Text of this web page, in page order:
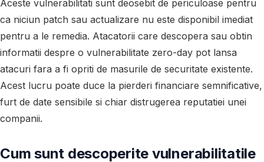
Aceste vulnerabilitati sunt deosebit de periculoase pentru
ca niciun patch sau actualizare nu este disponibil imediat
pentru a le remedia. Atacatorii care descopera sau obtin
informatii despre o vulnerabilitate zero-day pot lansa
atacuri fara a fi opriti de masurile de securitate existente.
Acest lucru poate duce la pierderi financiare semnificative,
furt de date sensibile si chiar distrugerea reputatiei unei
companii.
Cum sunt descoperite vulnerabilitatile